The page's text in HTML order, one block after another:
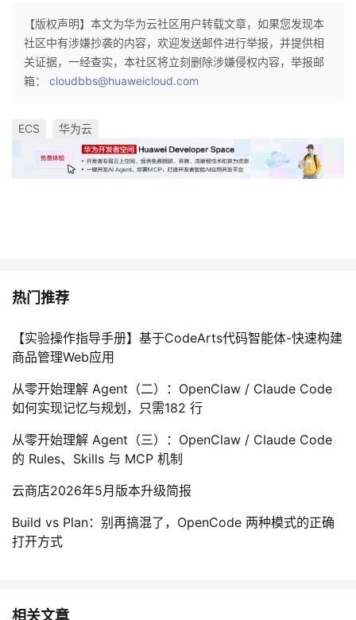
【版权声明】本文为华为云社区用户转载文章，如果您发现本
社区中有涉嫌抄袭的内容，欢迎发送邮件进行举报，并提供相
关证据，一经查实，本社区将立刻删除涉嫌侵权内容，举报邮
箱： cloudbbs@huaweicloud.com
ECS 华为云
热门推荐
【实验操作指导手册】基于CodeArts代码智能体-快速构建
商品管理Web应用
从零开始理解 Agent（二）：OpenClaw / Claude Code
如何实现记忆与规划，只需182 行
从零开始理解 Agent（三）：OpenClaw / Claude Code
的 Rules、Skills 与 MCP 机制
云商店2026年5月版本升级简报
Build vs Plan：别再搞混了，OpenCode 两种模式的正确
打开方式
相关文章